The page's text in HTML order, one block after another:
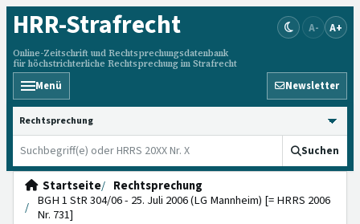
HRR-Strafrecht
Online-Zeitschrift und Rechtsprechungsdatenbank
für höchstrichterliche Rechtsprechung im Strafrecht
A- A+
Menü Newsletter
HRRS durchsuchen
Suchen
Startseite
Rechtsprechung
BGH 1 StR 304/06 - 25. Juli 2006 (LG Mannheim) [= HRRS 2006
Nr. 731]